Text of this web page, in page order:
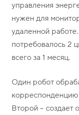
управления
нужен для
удаленной
потребовалось 2
всего за 1 месяц.
Один робот
корреспонденцию
Второй – создает